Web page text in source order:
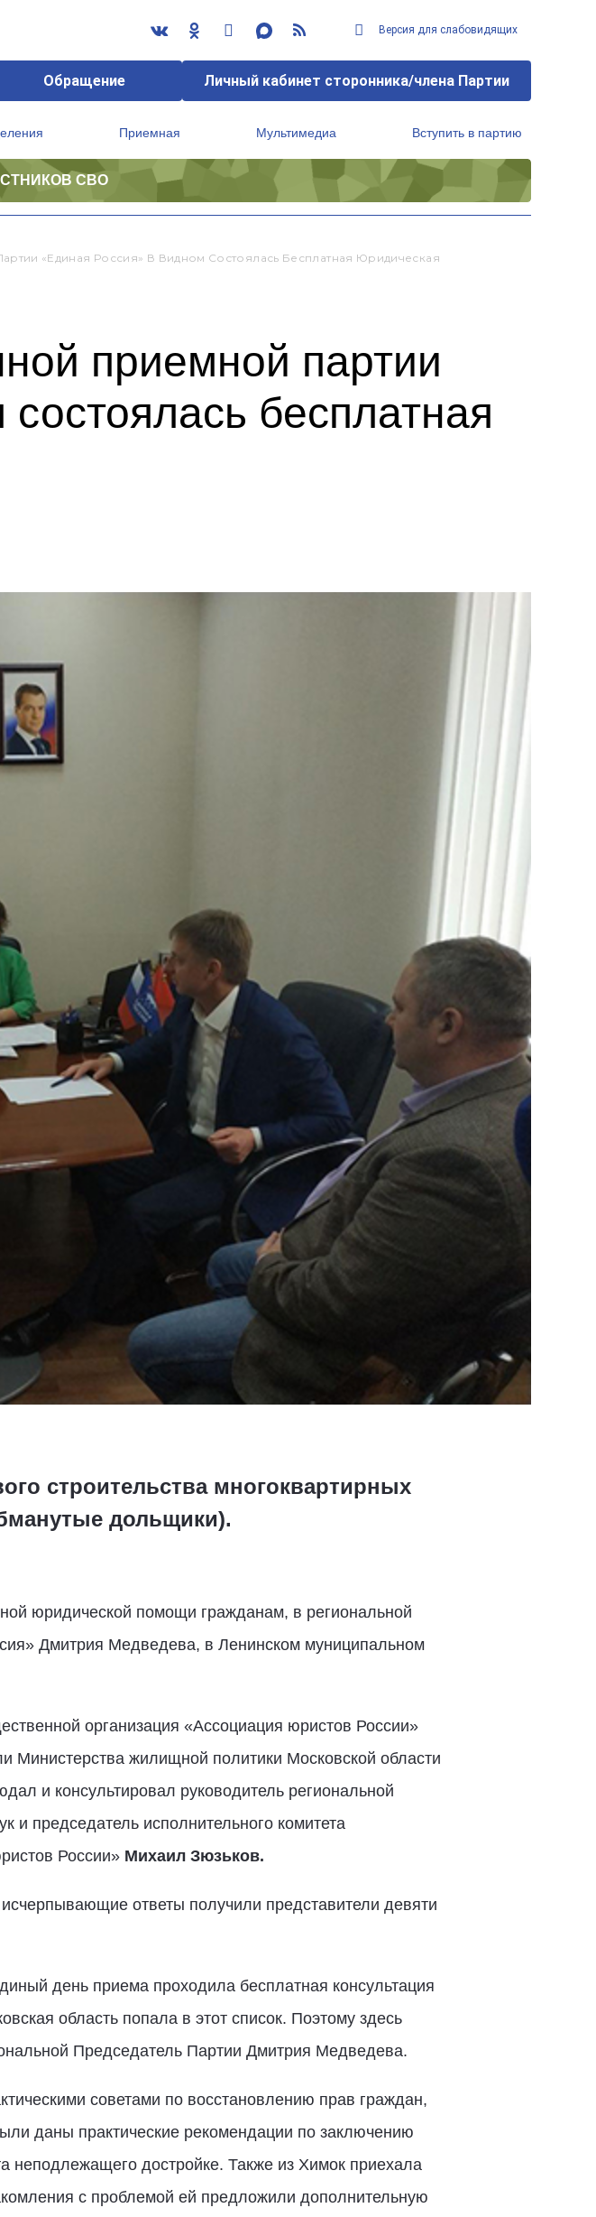
Версия для слабовидящих
Обращение Личный кабинет сторонника/члена Партии
Приемная Мультимедиа Вступить в партию
СВО
«Единая Россия» В Видном Состоялась Бесплатная Юридическая
приемной партии
бесплатная
строительства многоквартирных
дольщики).
юридической помощи гражданам, в региональной
Дмитрия Медведева, в Ленинском муниципальном
организация «Ассоциация юристов России»
Министерства жилищной политики Московской области
и консультировал руководитель региональной
председатель исполнительного комитета
России» Михаил Зюзьков.
ответы получили представители девяти
день приема проходила бесплатная консультация
область попала в этот список. Поэтому здесь
Председатель Партии Дмитрия Медведева.
советами по восстановлению прав граждан,
даны практические рекомендации по заключению
неподлежащего достройке. Также из Химок приехала
с проблемой ей предложили дополнительную